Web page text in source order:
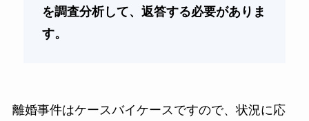
を調査分析して、返答する必要がありま
す。
離婚事件はケースバイケースですので、状況に応